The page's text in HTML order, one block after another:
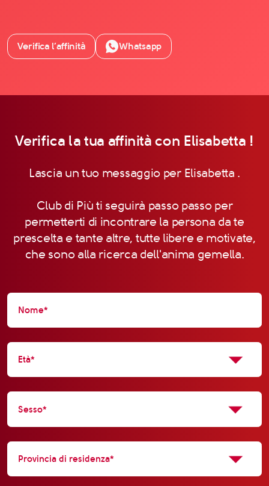
Verifica l’affinità Whatsapp
Verifica la tua affinità con Elisabetta !
Lascia un tuo messaggio per Elisabetta .
Club di Più ti seguirà passo passo per
permetterti di incontrare la persona da te
prescelta e tante altre, tutte libere e motivate,
che sono alla ricerca dell'anima gemella.